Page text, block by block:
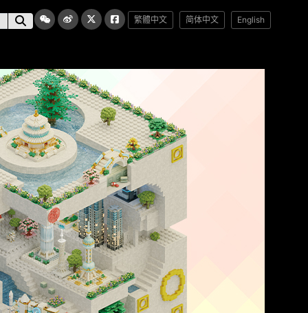
繁體中文 简体中文 English